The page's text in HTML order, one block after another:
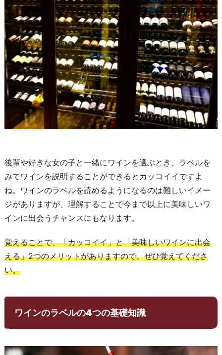
後輩や好きな女の子と一緒にワインを選ぶとき、ラベルを
みてワインを説明することができるとカッコイイですよ
ね。ワインのラベルを読めるようになるのは難しいイメー
ジがありますが、理解することで今まで以上に美味しいワ
インに出会うチャンスにもなります。
覚えることで、「カッコイイ」と「美味しいワインに出会
える」2つのメリットがありますので、ぜひ覚えてくださ
い。
ワインのラベルの4つの基礎知識